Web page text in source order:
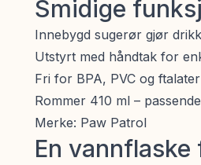
Smidige
Innebygd sugerør gjør
Utstyrt med håndtak for
Fri for BPA, PVC og
Rommer 410 ml –
Merke: Paw Patrol
En